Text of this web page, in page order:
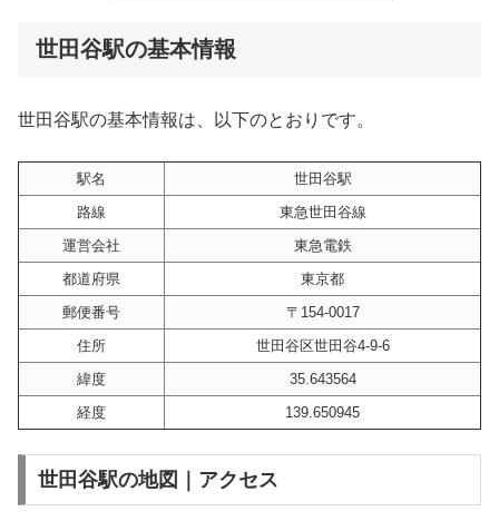
世田谷駅の基本情報
世田谷駅の基本情報は、以下のとおりです。
駅名
世田谷駅
路線
東急世田谷線
運営会社
東急電鉄
都道府県
東京都
郵便番号
〒154-0017
住所
世田谷区世田谷4-9-6
緯度
35.643564
経度
139.650945
世田谷駅の地図｜アクセス